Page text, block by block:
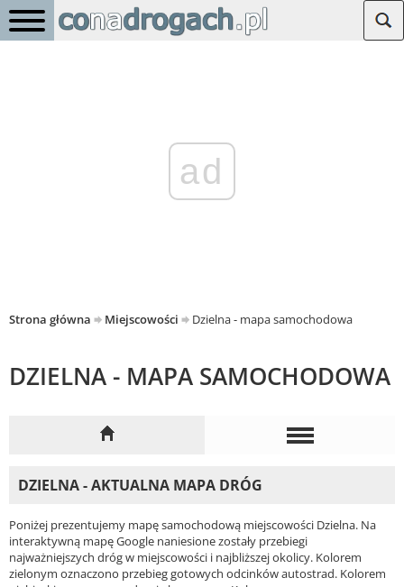
ad
Strona główna Miejscowości Dzielna - mapa samochodowa
DZIELNA - MAPA SAMOCHODOWA
DZIELNA - AKTUALNA MAPA DRÓG
Poniżej prezentujemy mapę samochodową miejscowości Dzielna. Na
interaktywną mapę Google naniesione zostały przebiegi
najważniejszych dróg w miejscowości i najbliższej okolicy. Kolorem
zielonym oznaczono przebieg gotowych odcinków autostrad. Kolorem